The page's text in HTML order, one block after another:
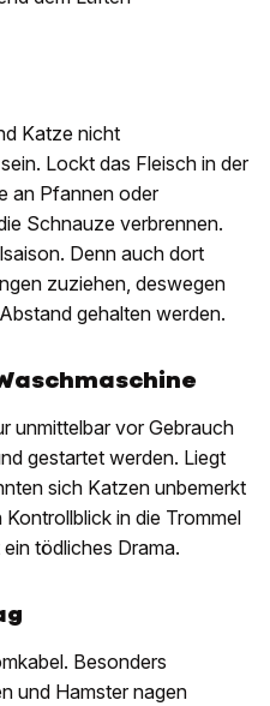
Katze nicht
Lockt das Fleisch in der
an Pfannen oder
Schnauze verbrennen.
Denn auch dort
zuziehen, deswegen
gehalten werden.
unmittelbar vor Gebrauch
gestartet werden. Liegt
sich Katzen unbemerkt
in die Trommel
tödliches Drama.
Besonders
und Hamster nagen